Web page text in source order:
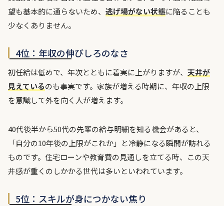
望も基本的に通らないため、 逃げ場がない状態に陥ることも
少なくありません。
4位：年収の伸びしろのなさ
初任給は低めで、年次とともに着実に上がりますが、 天井が
見えているのも事実です。家族が増える時期に、年収の上限
を意識して外を向く人が増えます。
40代後半から50代の先輩の給与明細を知る機会があると、
「自分の10年後の上限がこれか」と冷静になる瞬間が訪れる
ものです。住宅ローンや教育費の見通しを立てる時、この天
井感が重くのしかかる世代は多いといわれています。
5位：スキルが身につかない焦り